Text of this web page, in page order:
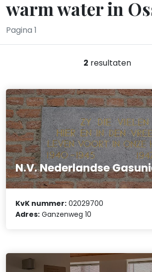
warm water in
Pagina 1
2 resultaten
N.V. Nederlandse
KvK nummer: 02029700
Adres: Ganzenweg 10